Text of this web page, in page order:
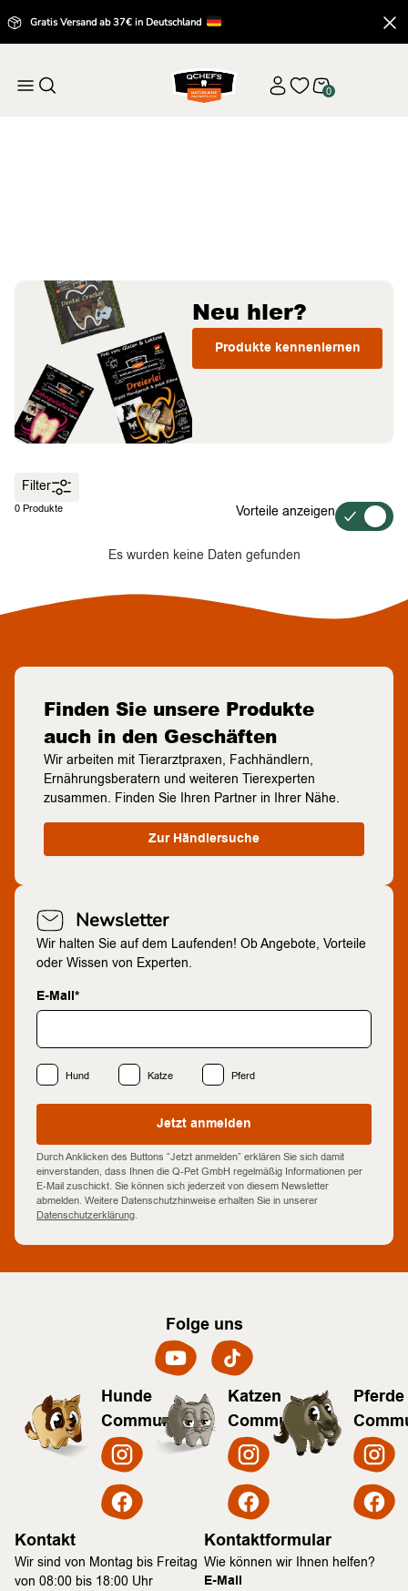
Gratis Versand ab 37€ in Deutschland
0
Neu hier?
Produkte kennenlernen
Filter
0 Produkte Vorteile anzeigen
Es wurden keine Daten gefunden
Finden Sie unsere Produkte
auch in den Geschäften
Wir arbeiten mit Tierarztpraxen, Fachhändlern,
Ernährungsberatern und weiteren Tierexperten
zusammen. Finden Sie Ihren Partner in Ihrer Nähe.
Zur Händlersuche
Newsletter
Wir halten Sie auf dem Laufenden! Ob Angebote, Vorteile
oder Wissen von Experten.
E-Mail*
Hund Katze Pferd
Jetzt anmelden
Durch Anklicken des Buttons “Jetzt anmelden” erklären Sie sich damit
einverstanden, dass Ihnen die Q-Pet GmbH regelmäßig Informationen per
E-Mail zuschickt. Sie können sich jederzeit von diesem Newsletter
abmelden. Weitere Datenschutzhinweise erhalten Sie in unserer
Datenschutzerklärung.
Folge uns
Hunde
Community
Katzen
Community
Pferde
Kontakt
Wir sind von Montag bis Freitag
von 08:00 bis 18:00 Uhr
Kontaktformular
Wie können wir Ihnen helfen?
E-Mail